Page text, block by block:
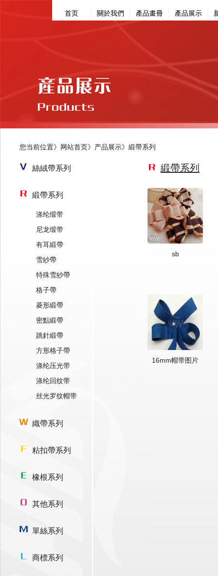
首页 關於我們 產品畫冊 產品展示
您当前位置》 网站首页》 产品展示》 緞帶系列
絲絨帶系列
緞帶系列
涤纶缎带
尼龙缎带
有耳緞帶
雪紗帶
特殊雪紗帶
格子帶
菱形緞帶
密點緞帶
跳針緞帶
方形格子帶
涤纶压光带
涤纶回纹带
丝光罗纹帽带
織帶系列
粘扣帶系列
橡根系列
其他系列
單絲系列
商標系列
緞帶系列
sb
16mm帽带图片